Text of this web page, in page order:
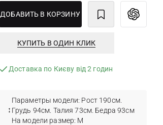
ДОБАВИТЬ В КОРЗИНУ
КУПИТЬ В ОДИН КЛИК
Доставка по Києву від 2 годин
Параметры модели: Рост 190см.
Грудь 94см. Талия 73см. Бедра 93см
На модели размер: М